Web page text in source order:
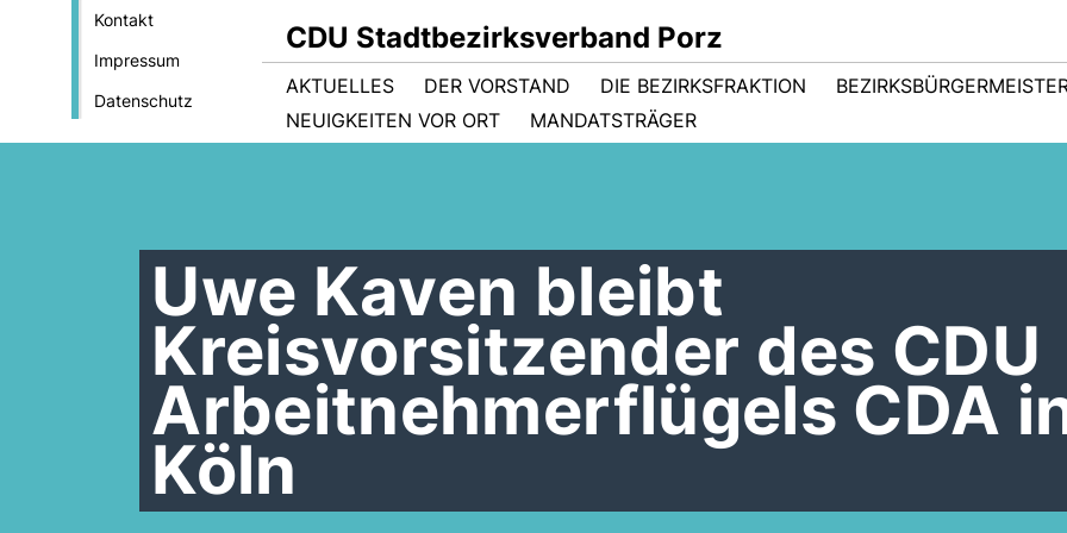
Kontakt
Impressum
Datenschutz
CDU Stadtbezirksverband Porz
AKTUELLES DER VORSTAND DIE BEZIRKSFRAKTION
NEUIGKEITEN VOR ORT
MANDATSTRÄGER
Uwe Kaven bleibt
Kreisvorsitzender des CDU
Arbeitnehmerflügels CDA
Köln